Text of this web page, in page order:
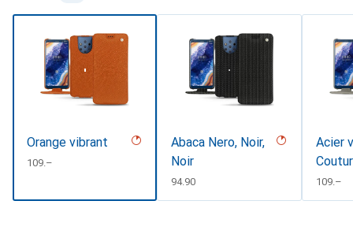
Orange vibrant
CHF
109.–
Abaca Nero, Noir,
Noir
CHF
94.90
Acier
CHF
109.–